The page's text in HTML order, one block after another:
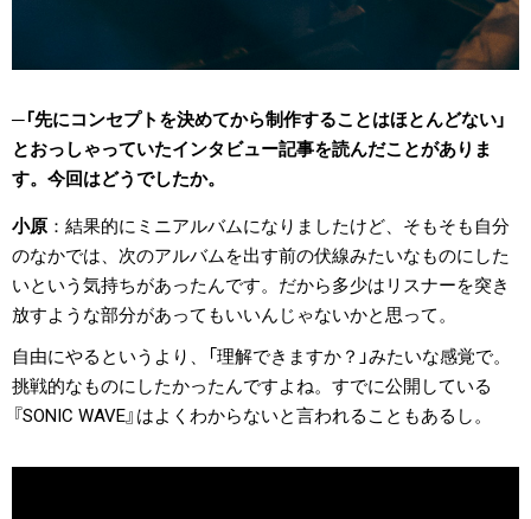
「先にコンセプトを決めてから制作することはほとんどない」
とおっしゃっていたインタビュー記事を読んだことがありま
す。今回はどうでしたか。
小原
結果的にミニアルバムになりましたけど、そもそも自分
のなかでは、次のアルバムを出す前の伏線みたいなものにした
いという気持ちがあったんです。だから多少はリスナーを突き
放すような部分があってもいいんじゃないかと思って。
自由にやるというより、「理解できますか？」みたいな感覚で。
挑戦的なものにしたかったんですよね。すでに公開している
『SONIC WAVE』はよくわからないと言われることもあるし。